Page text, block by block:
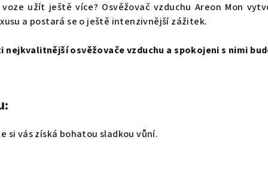
užít ještě více? Osvěžovač vzduchu Areon Mon
a postará se o ještě intenzivnější zážitek.
nejkvalitnější osvěžovače vzduchu a spokojeni s nimi
si vás získá bohatou sladkou vůní.